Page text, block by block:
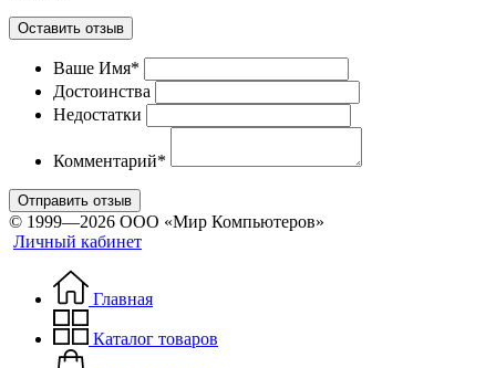
Оставить отзыв
Ваше Имя*
Достоинства
Недостатки
Комментарий*
Отправить отзыв
© 1999—2026 ООО «Мир Компьютеров»
Личный кабинет
Главная
Каталог товаров